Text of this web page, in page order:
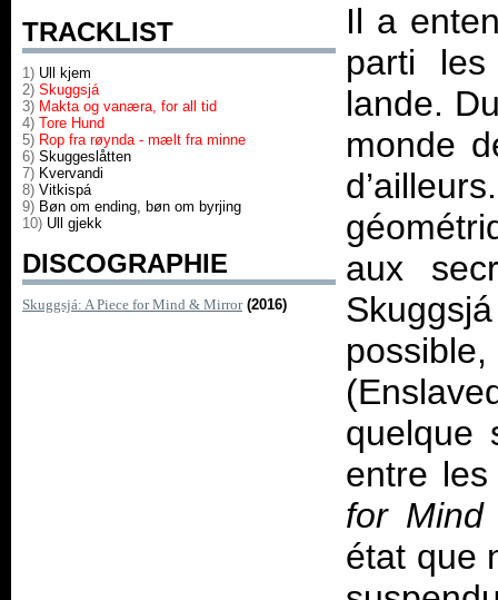
TRACKLIST
1) Ull kjem
2) Skuggsjá
3) Makta og vanæra, for all tid
4) Tore Hund
5) Rop fra røynda - mælt fra minne
6) Skuggeslåtten
7) Kvervandi
8) Vitkispá
9) Bøn om ending, bøn om byrjing
10) Ull gjekk
DISCOGRAPHIE
Skuggsjá: A Piece for Mind & Mirror (2016)
Il a
parti
lande.
monde
aux
quelque
entre
for Mind
état que